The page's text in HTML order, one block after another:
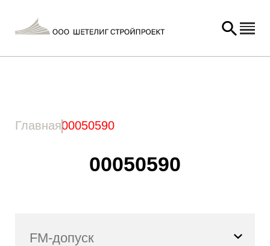
Главная00050590
00050590